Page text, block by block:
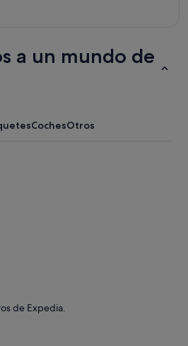
a un mundo de
CochesOtros
de Expedia.